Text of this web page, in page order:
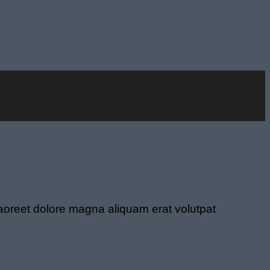
dolore magna aliquam erat volutpat